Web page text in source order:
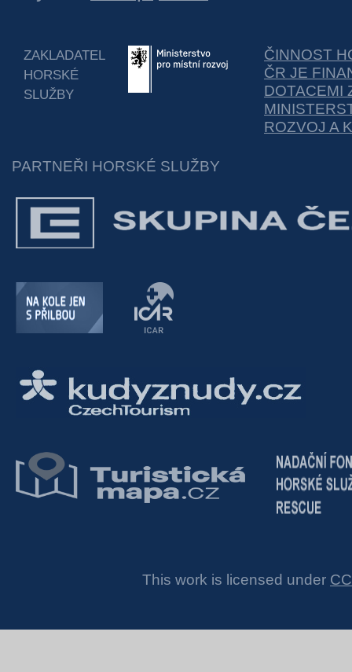
ZAKLADATEL
HORSKÉ
SLUŽBY
ČINNOST
ČR JE
DOTACEMI
ROZVOJ A
PARTNEŘI HORSKÉ SLUŽBY
This work is licensed under